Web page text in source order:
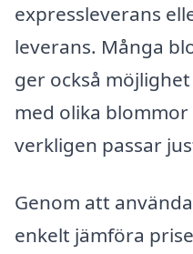
expressleverans
leverans. Många
ger också
med olika
verkligen passar
Genom att
enkelt jämföra